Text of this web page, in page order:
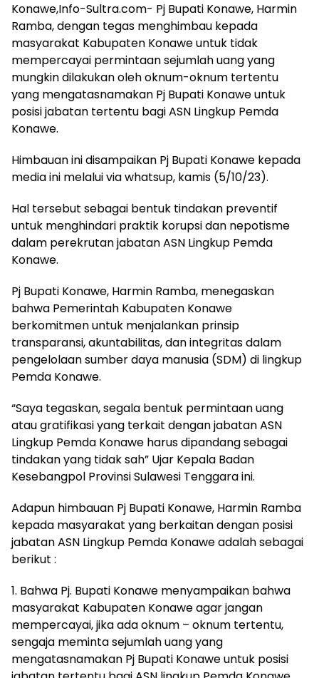
Konawe,Info-Sultra.com- Pj Bupati Konawe, Harmin
Ramba, dengan tegas menghimbau kepada
masyarakat Kabupaten Konawe untuk tidak
mempercayai permintaan sejumlah uang yang
mungkin dilakukan oleh oknum-oknum tertentu
yang mengatasnamakan Pj Bupati Konawe untuk
posisi jabatan tertentu bagi ASN Lingkup Pemda
Konawe.
Himbauan ini disampaikan Pj Bupati Konawe kepada
media ini melalui via whatsup, kamis (5/10/23).
Hal tersebut sebagai bentuk tindakan preventif
untuk menghindari praktik korupsi dan nepotisme
dalam perekrutan jabatan ASN Lingkup Pemda
Konawe.
Pj Bupati Konawe, Harmin Ramba, menegaskan
bahwa Pemerintah Kabupaten Konawe
berkomitmen untuk menjalankan prinsip
transparansi, akuntabilitas, dan integritas dalam
pengelolaan sumber daya manusia (SDM) di lingkup
Pemda Konawe.
“Saya tegaskan, segala bentuk permintaan uang
atau gratifikasi yang terkait dengan jabatan ASN
Lingkup Pemda Konawe harus dipandang sebagai
tindakan yang tidak sah” Ujar Kepala Badan
Kesebangpol Provinsi Sulawesi Tenggara ini.
Adapun himbauan Pj Bupati Konawe, Harmin Ramba
kepada masyarakat yang berkaitan dengan posisi
jabatan ASN Lingkup Pemda Konawe adalah sebagai
berikut :
1. Bahwa Pj. Bupati Konawe menyampaikan bahwa
masyarakat Kabupaten Konawe agar jangan
mempercayai, jika ada oknum – oknum tertentu,
sengaja meminta sejumlah uang yang
mengatasnamakan Pj Bupati Konawe untuk posisi